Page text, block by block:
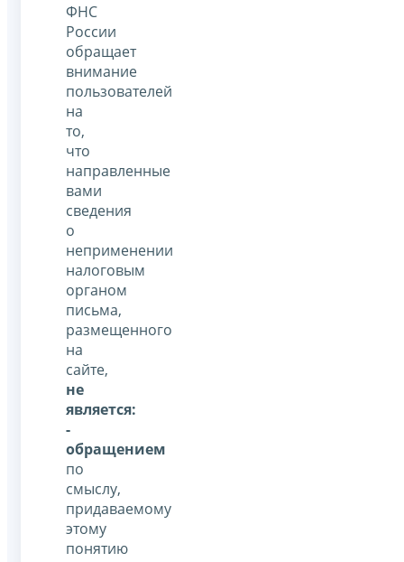
ФНС
России
обращает
внимание
пользователей
на
то,
что
направленные
вами
сведения
о
неприменении
налоговым
органом
письма,
размещенного
на
сайте,
не
является:
-
обращением
по
смыслу,
придаваемому
этому
понятию